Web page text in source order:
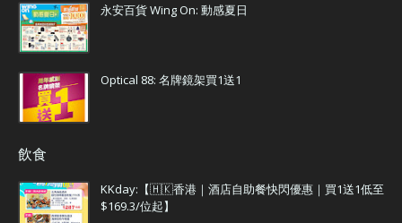
永安百貨 Wing On: 動感夏日
Optical 88: 名牌鏡架買1送1
飲食
KKday:【🇭🇰香港｜酒店自助餐快閃優惠｜買1送1低至
$169.3/位起】